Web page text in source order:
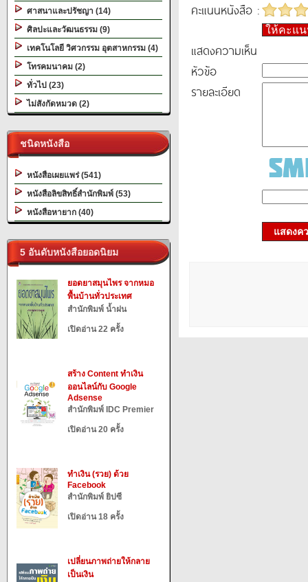
ศาสนาและปรัชญา (14)
ศิลปะและวัฒนธรรม (9)
เทคโนโลยี วิศวกรรม อุตสาหกรรม (4)
โทรคมนาคม (2)
ทั่วไป (23)
ไม่สังกัดหมวด (2)
ชนิดหนังสือ
หนังสือเผยแพร่ (541)
หนังสือลิขสิทธิ์สำนักพิมพ์ (53)
หนังสือหายาก (40)
5 อันดับหนังสือยอดนิยม
ยอดยาสมุนไพร จากหมอ
พื้นบ้านทั่วประเทศ
สำนักพิมพ์ น้ำฝน
เปิดอ่าน 22 ครั้ง
สร้าง Content ทำเงิน
ออนไลน์กับ Google
Adsense
สำนักพิมพ์ IDC Premier
เปิดอ่าน 20 ครั้ง
ทำเงิน (รวย) ด้วย
Facebook
สำนักพิมพ์ ยิปซี
เปิดอ่าน 18 ครั้ง
เปลี่ยนภาพถ่ายให้กลาย
เป็นเงิน
คะแนนหนังสือ :
ให้คะแ
แสดงความเห็น
หัวข้อ
รายละเอียด
แสดงค